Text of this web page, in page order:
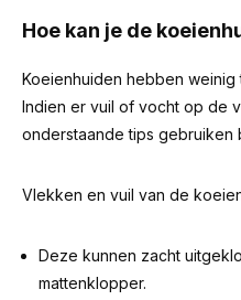
Hoe kan je de
Koeienhuiden hebben
Indien er vuil of vocht op de
onderstaande tips gebruiken
Vlekken en vuil van de
Deze kunnen zacht
mattenklopper.